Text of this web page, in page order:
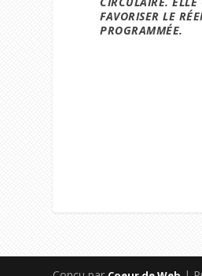
FAVORISER LE
PROGRAMMÉE.